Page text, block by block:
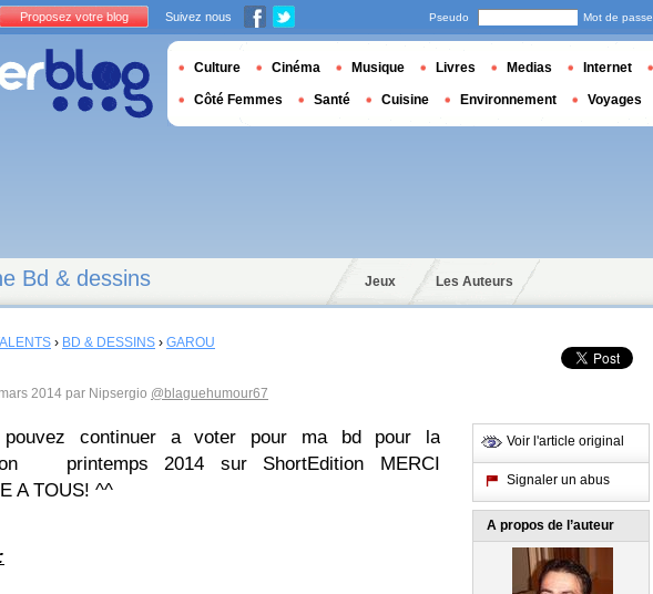
Bd & dessins Jeux Les Auteurs
› BD & DESSINS › GAROU
2014 par Nipsergio @blaguehumour67
continuer a voter pour ma bd pour la
printemps 2014 sur ShortEdition MERCI
A TOUS! ^^
Voir l'article original
Signaler un abus
A propos de l’auteur
Proposez votre blog Suivez nous Pseudo Mot de passe
Culture Cinéma Musique Livres Medias Internet
Côté Femmes Santé Cuisine Environnement Voyages